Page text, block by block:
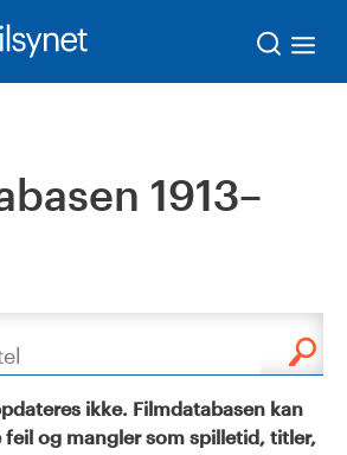
1913–
ikke. Filmdatabasen kan
feil og mangler som spilletid, titler,